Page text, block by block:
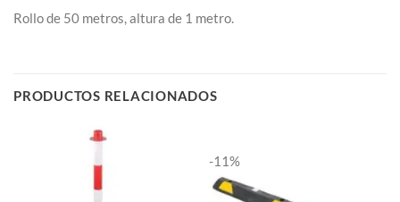
Rollo de 50 metros, altura de 1 metro.
PRODUCTOS RELACIONADOS
-11%